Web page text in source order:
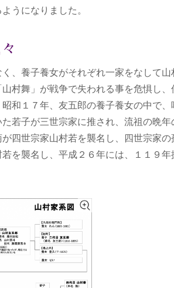
うになりました。
、養子養女がそれぞれ一家をなして
村舞」が戦争で失われる事を危惧し
和１７年、友五郎の養子養女の中で
た若子が三世宗家に推され、流祖の晩
四世宗家山村若を襲名し、四世宗家
を襲名し、平成２６年には、１１９